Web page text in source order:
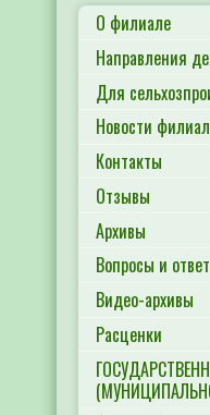
О филиале
Направления
Для
Новости
Контакты
Отзывы
Архивы
Вопросы и
Видео-архивы
Расценки